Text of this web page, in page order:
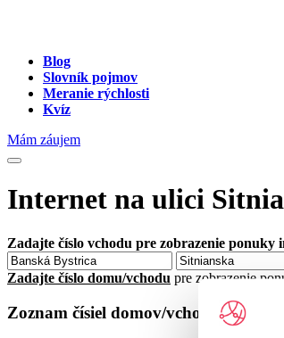
Blog
Slovník pojmov
Meranie rýchlosti
Kvíz
Mám záujem
Internet na ulici
Zadajte číslo vchodu pre zobrazenie ponuky
Zadajte číslo domu/vchodu pre zobrazenie
Zoznam čísiel domov/vchodov na